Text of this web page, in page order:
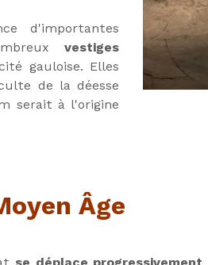
d'importantes
vestiges
gauloise. Elles
de la déesse
serait à l'origine
Âge